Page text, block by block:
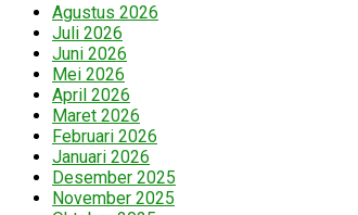
Agustus 2026
Juli 2026
Juni 2026
Mei 2026
April 2026
Maret 2026
Februari 2026
Januari 2026
Desember 2025
November 2025